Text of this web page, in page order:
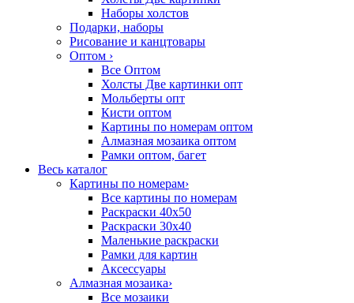
Наборы холстов
Подарки, наборы
Рисование и канцтовары
Оптом ›
Все Оптом
Холсты Две картинки опт
Мольберты опт
Кисти оптом
Картины по номерам оптом
Алмазная мозаика оптом
Рамки оптом, багет
Весь каталог
Картины по номерам›
Все картины по номерам
Раскраски 40х50
Раскраски 30х40
Маленькие раскраски
Рамки для картин
Аксессуары
Алмазная мозаика›
Все мозаики